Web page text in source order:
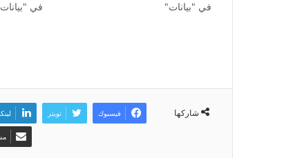
وقوات الاحتلال في الآونة الاخيرة . لقد
في "بيانات"
المسجد
في
شاركها فيسبوك تويتر